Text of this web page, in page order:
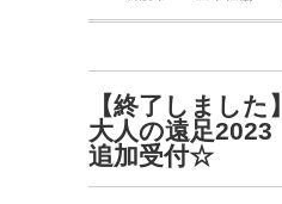
【終了しました
大人の遠足
追加受付☆